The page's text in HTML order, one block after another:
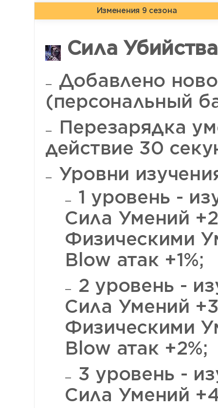
Изменения 9 сезона
Сила
Добавлено
(персональный
Перезарядка
действие 30
Уровни
1 уровень -
Сила Умений
Физическими
Blow атак +1%;
2 уровень -
Сила Умений
Физическими
Blow атак +2%;
3 уровень -
Сила Умений